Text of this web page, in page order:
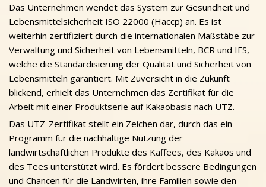
Das Unternehmen wendet das System zur Gesundheit und
Lebensmittelsicherheit ISO 22000 (Haccp) an. Es ist
weiterhin zertifiziert durch die internationalen Maßstäbe zur
Verwaltung und Sicherheit von Lebensmitteln, BCR und IFS,
welche die Standardisierung der Qualität und Sicherheit von
Lebensmitteln garantiert. Mit Zuversicht in die Zukunft
blickend, erhielt das Unternehmen das Zertifikat für die
Arbeit mit einer Produktserie auf Kakaobasis nach UTZ.
Das UTZ-Zertifikat stellt ein Zeichen dar, durch das ein
Programm für die nachhaltige Nutzung der
landwirtschaftlichen Produkte des Kaffees, des Kakaos und
des Tees unterstützt wird. Es fördert bessere Bedingungen
und Chancen für die Landwirten, ihre Familien sowie den